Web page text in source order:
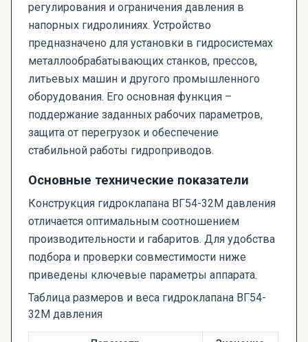
регулирования и ограничения давления в
напорных гидролиниях. Устройство
предназначено для установки в гидросистемах
металлообрабатывающих станков, прессов,
литьевых машин и другого промышленного
оборудования. Его основная функция –
поддержание заданных рабочих параметров,
защита от перегрузок и обеспечение
стабильной работы гидроприводов.
Основные технические показатели
Конструкция гидроклапана ВГ54-32М давления
отличается оптимальным соотношением
производительности и габаритов. Для удобства
подбора и проверки совместимости ниже
приведены ключевые параметры аппарата.
Таблица размеров и веса гидроклапана ВГ54-
32М давления